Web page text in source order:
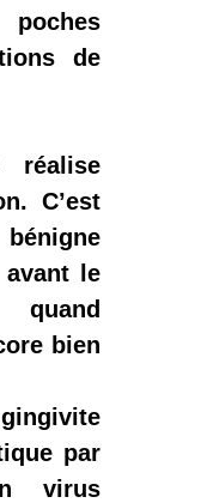
de
réalise
C’est
le
bien
par
virus